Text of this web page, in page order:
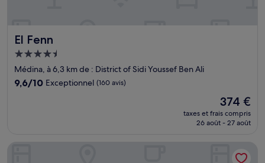
El Fenn
El Fenn
Hébergement
4.5 étoiles
Médina, à 6,3 km de : District of Sidi Youssef Ben Ali
9.6
9,6/10 Exceptionnel (160 avis)
Le
nouveau
prix
de
374 €
374 €
taxes et frais compris
26 août - 27 août